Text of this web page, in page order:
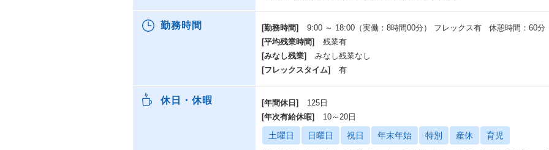
勤務時間 [勤務時間]
9:00 ～ 18:00（実働：8時間00分） フレックス有 休憩時間：60分
[平均残業時間]
残業有
[みなし残業]
みなし残業なし
[フレックスタイム]
有
休日・休暇 [年間休日]
125日
[年次有給休暇]
10～20日
土曜日 日曜日 祝日 年末年始 特別 産休 育児